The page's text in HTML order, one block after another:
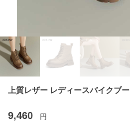
上質レザー レディースバイクブ
9,460 円